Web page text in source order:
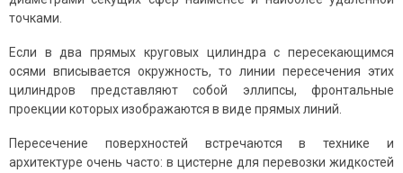
точками.
Если в два прямых круговых цилиндра с пересекающимся
осями вписывается окружность, то линии пересечения этих
цилиндров представляют собой эллипсы, фронтальные
проекции которых изображаются в виде прямых линий.
Пересечение поверхностей встречаются в технике и
архитектуре очень часто: в цистерне для перевозки жидкостей